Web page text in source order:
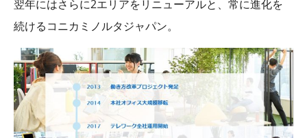
翌年にはさらに2エリアをリニューアルと、常に進化を
続けるコニカミノルタジャパン。